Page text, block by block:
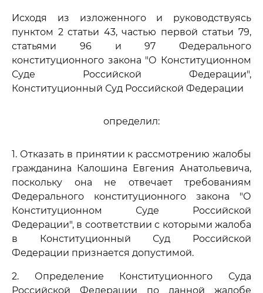
Исходя из изложенного и руководствуясь
пунктом 2 статьи 43, частью первой статьи 79,
статьями 96 и 97 Федерального
конституционного закона "О Конституционном
Суде Российской Федерации",
Конституционный Суд Российской Федерации
определил:
1. Отказать в принятии к рассмотрению жалобы
гражданина Калошина Евгения Анатольевича,
поскольку она не отвечает требованиям
Федерального конституционного закона "О
Конституционном Суде Российской
Федерации", в соответствии с которыми жалоба
в Конституционный Суд Российской
Федерации признается допустимой.
2. Определение Конституционного Суда
Российской Федерации по данной жалобе